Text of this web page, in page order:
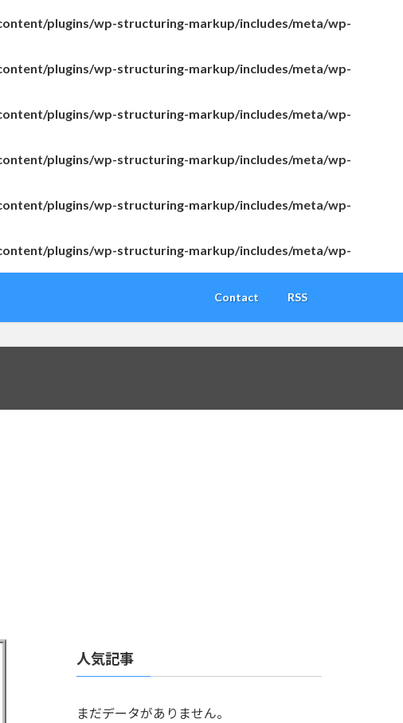
plugins/wp-structuring-markup/includes/meta/wp-
plugins/wp-structuring-markup/includes/meta/wp-
plugins/wp-structuring-markup/includes/meta/wp-
plugins/wp-structuring-markup/includes/meta/wp-
plugins/wp-structuring-markup/includes/meta/wp-
plugins/wp-structuring-markup/includes/meta/wp-
Contact RSS
人気記事
まだデータがありません。